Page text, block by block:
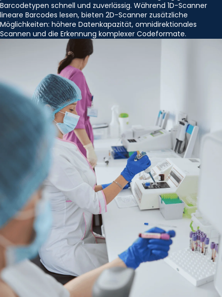
Barcodetypen schnell und zuverlässig. Während 1D-Scanner
lineare Barcodes lesen, bieten 2D-Scanner zusätzliche
Möglichkeiten: höhere Datenkapazität, omnidirektionales
Scannen und die Erkennung komplexer Codeformate.